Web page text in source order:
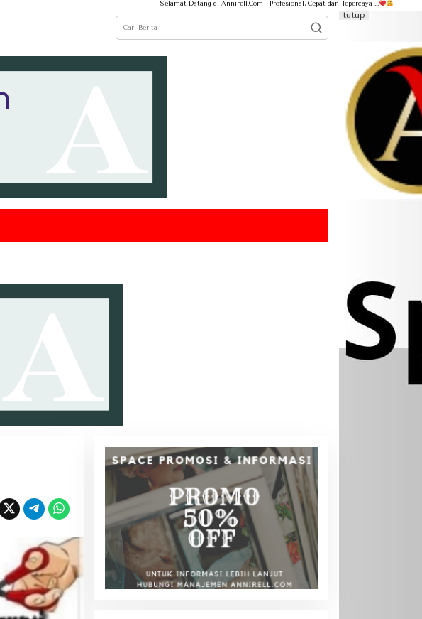
Selamat Datang di Annirell.Com - Profesional, Cepat dan Tepercaya ...
tutup